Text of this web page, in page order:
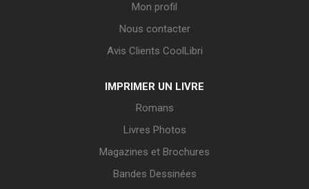
Mon profil
Nous contacter
Avis Clients CoolLibri
IMPRIMER UN LIVRE
Romans
Livres Photos
Magazines et Brochures
Bandes Dessinées